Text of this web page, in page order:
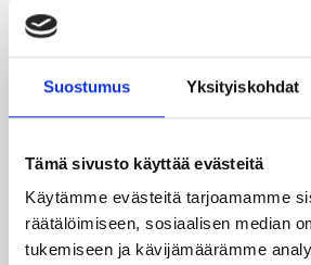
Suostumus Yksityiskohdat
Tämä sivusto käyttää evästeitä
Käytämme evästeitä tarjoamamme
räätälöimiseen, sosiaalisen median
tukemiseen ja kävijämäärämme
Suomea edustavat 3×3-
joukkueet aloittivat
-urakkansa